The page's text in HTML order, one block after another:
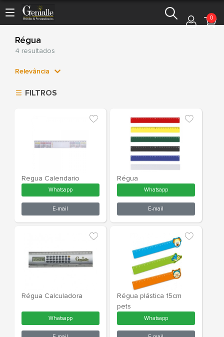
0
Régua
4 resultados
Relevância
Ordem Alfabética
FILTROS
Regua Calendario
E-mail
Régua